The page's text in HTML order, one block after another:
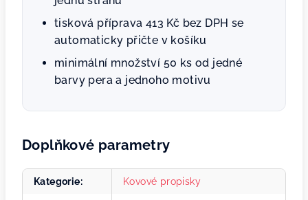
tisková příprava 413 Kč bez DPH se
automaticky přičte v košíku
minimální množství 50 ks od jedné
barvy pera a jednoho motivu
Doplňkové parametry
Kategorie: Kovové propisky